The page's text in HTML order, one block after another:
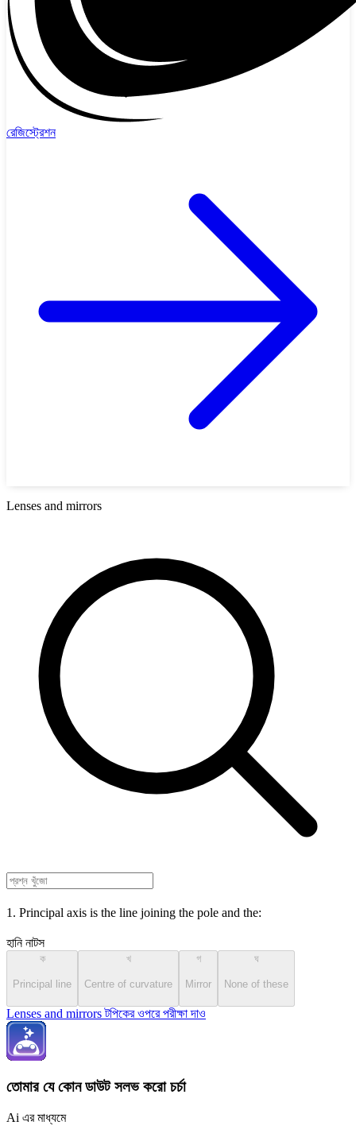
রেজিস্ট্রেশন
Lenses and mirrors
1. Principal axis is the line joining the pole and the:
হানি নাটস
ক
Principal line
খ
Centre of curvature
গ
Mirror
ঘ
None of these
Lenses and mirrors টপিকের ওপরে পরীক্ষা দাও
তোমার যে কোন ডাউট সলভ করো চর্চা
Ai এর মাধ্যমে